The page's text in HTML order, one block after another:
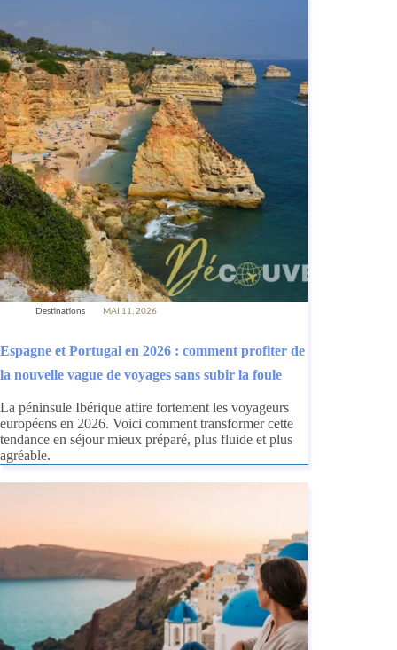
Destinations MAI 11, 2026
Espagne et Portugal en 2026 : comment profiter de
la nouvelle vague de voyages sans subir la foule
La péninsule Ibérique attire fortement les voyageurs
européens en 2026. Voici comment transformer cette
tendance en séjour mieux préparé, plus fluide et plus
agréable.